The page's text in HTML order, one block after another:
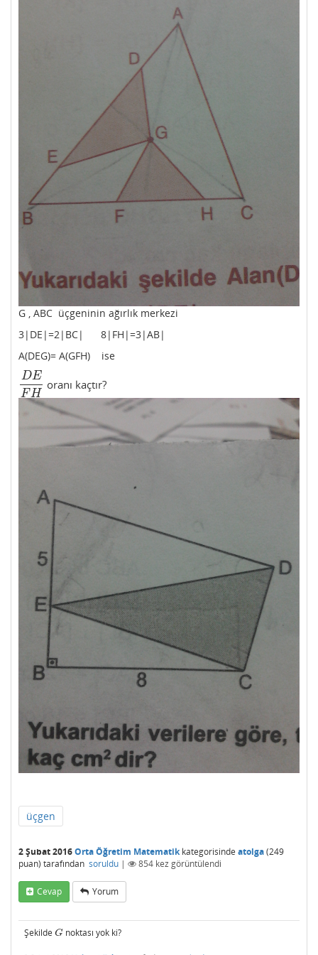
G , ABC üçgeninin ağırlık merkezi
3|DE|=2|BC| 8|FH|=3|AB|
A(DEG)= A(GFH) ise
DE
FH
DEFH oranı kaçtır?
üçgen
2 Şubat 2016Orta Öğretim Matematikkategorisinde atolga(249
puan) tarafından soruldu | 854 kez görüntülendi
Cevap Yorum
Şekilde G
G noktası yok ki?